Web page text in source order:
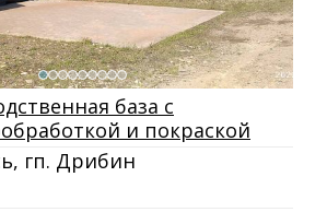
база с
и покраской
гп. Дрибин